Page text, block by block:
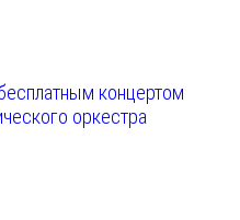
концертом
оркестра